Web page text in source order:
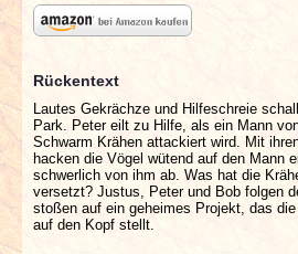
Rückentext
Lautes Gekrächze und Hilfeschreie
Park. Peter eilt zu Hilfe, als ein Mann
Schwarm Krähen attackiert wird. Mit
hacken die Vögel wütend auf den Mann
schwerlich von ihm ab. Was hat die
versetzt? Justus, Peter und Bob folgen
stoßen auf ein geheimes Projekt, das
auf den Kopf stellt.